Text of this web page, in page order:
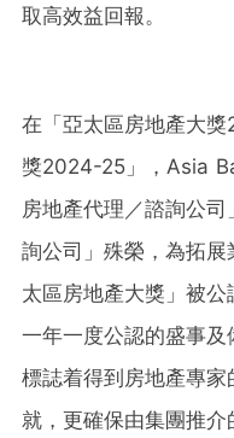
取高效益回報。
在「亞太區房地產大
獎2024-25」，Asia
房地產代理／諮詢公
詢公司」殊榮，為拓
太區房地產大獎」被
一年一度公認的盛事
標誌着得到房地產專
就，更確保由集團推